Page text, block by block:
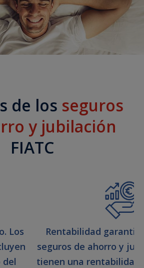
de los seguros
y jubilación
FIATC
Los
Rentabilidad
seguros de ahorro y
tienen una rentabilidad